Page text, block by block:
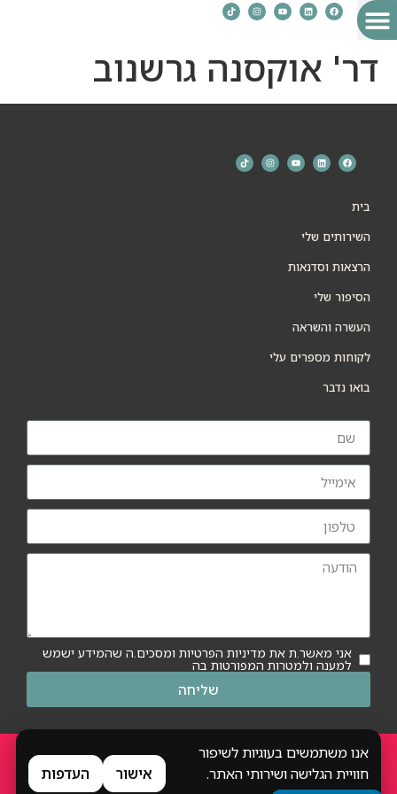
לתוכן
דר' אוקסנה גרשנוב
בית
השירותים שלי
הרצאות וסדנאות
הסיפור שלי
העשרה והשראה
לקוחות מספרים עלי
בואו נדבר
אני מאשר.ת את מדיניות הפרטיות ומסכים.ה שהמידע ישמש
למענה ולמטרות המפורטות בה
שליחה
כל הזכויות שמורות
הסדרי נגישות
אנו משתמשים בעוגיות לשיפור
חוויית הגלישה ושירותי האתר.
אישור העדפות